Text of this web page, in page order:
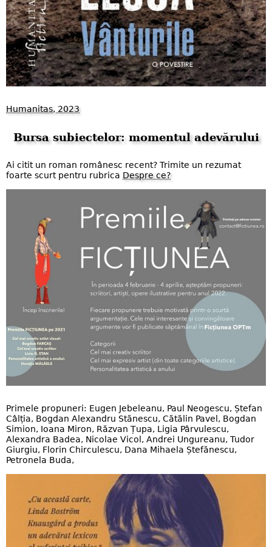
Humanitas, 2023
Bursa subiectelor: momentul adevărului
Ai citit un roman românesc recent? Trimite un rezumat
foarte scurt pentru rubrica Despre ce?
Primele propuneri: Eugen Jebeleanu, Paul Neogescu, Ștefan
Câlția, Bogdan Alexandru Stănescu, Cătălin Pavel, Bogdan
Simion, Ioana Miron, Răzvan Țupa, Ligia Pârvulescu,
Alexandra Badea, Nicolae Vicol, Andrei Ungureanu, Tudor
Giurgiu, Florin Chirculescu, Dana Mihaela Ștefănescu,
Petronela Buda,